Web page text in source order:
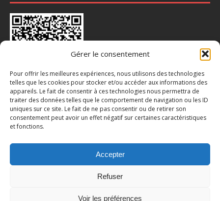
Gérer le consentement
Pour offrir les meilleures expériences, nous utilisons des technologies
telles que les cookies pour stocker et/ou accéder aux informations des
appareils. Le fait de consentir à ces technologies nous permettra de
traiter des données telles que le comportement de navigation ou les ID
uniques sur ce site. Le fait de ne pas consentir ou de retirer son
consentement peut avoir un effet négatif sur certaines caractéristiques
et fonctions.
Accepter
Refuser
Voir les préférences
INSTA : @CHAUSSY_VILLARCEAUX